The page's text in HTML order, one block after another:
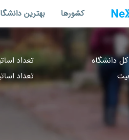
کشورها بهترین
کل دانشگاه تعداد
تعداد